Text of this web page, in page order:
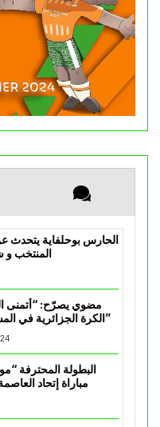
الحارس بوحلفاية يتحدث
المنتخب
مضوي يصرّح: “أتمنى
الكرة الجزائرية في المسابقات القارية”
البطولة المحترفة
مباراة إتحاد